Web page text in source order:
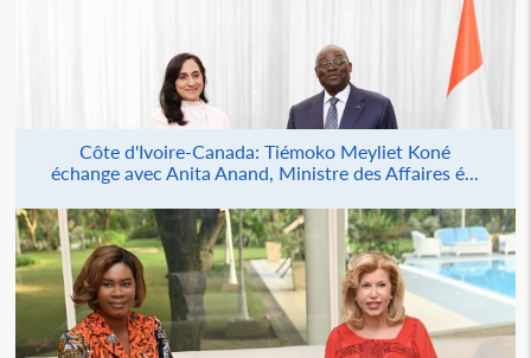
Côte d'Ivoire-Canada: Tiémoko Meyliet Koné
échange avec Anita Anand, Ministre des Affaires é...